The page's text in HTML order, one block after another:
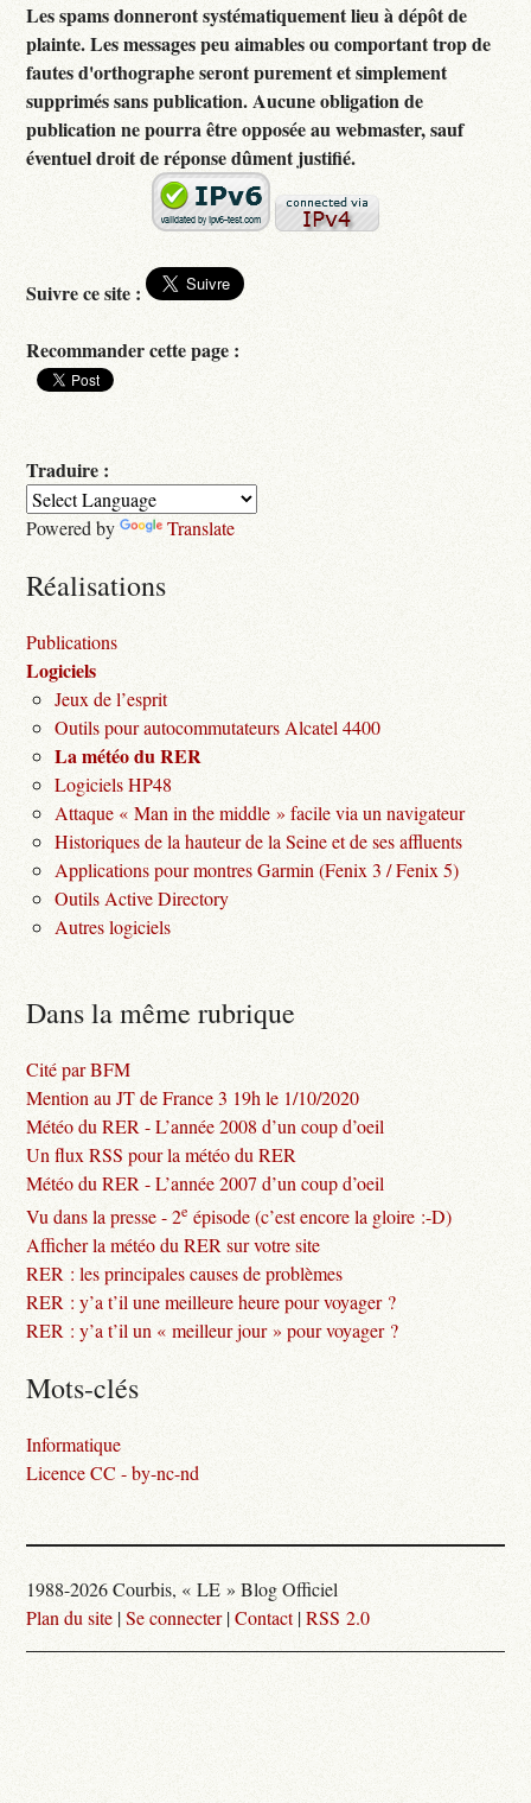
Les spams donneront systématiquement lieu à dépôt de
plainte. Les messages peu aimables ou comportant trop de
fautes d'orthographe seront purement et simplement
supprimés sans publication. Aucune obligation de
publication ne pourra être opposée au webmaster, sauf
éventuel droit de réponse dûment justifié.
Suivre ce site :
Recommander cette page :
Traduire :
Powered by Translate
Réalisations
Publications
Logiciels
Jeux de l’esprit
Outils pour autocommutateurs Alcatel 4400
La météo du RER
Logiciels HP48
Attaque « Man in the middle » facile via un navigateur
Historiques de la hauteur de la Seine et de ses affluents
Applications pour montres Garmin (Fenix 3 / Fenix 5)
Outils Active Directory
Autres logiciels
Dans la même rubrique
Cité par BFM
Mention au JT de France 3 19h le 1/10/2020
Météo du RER - L’année 2008 d’un coup d’oeil
Un flux RSS pour la météo du RER
Météo du RER - L’année 2007 d’un coup d’oeil
Vu dans la presse - 2e épisode (c’est encore la gloire :-D)
Afficher la météo du RER sur votre site
RER : les principales causes de problèmes
RER : y’a t’il une meilleure heure pour voyager ?
RER : y’a t’il un « meilleur jour » pour voyager ?
Mots-clés
Informatique
Licence CC - by-nc-nd
1988-2026 Courbis, « LE » Blog Officiel
Plan du site |Se connecter|Contact|RSS 2.0